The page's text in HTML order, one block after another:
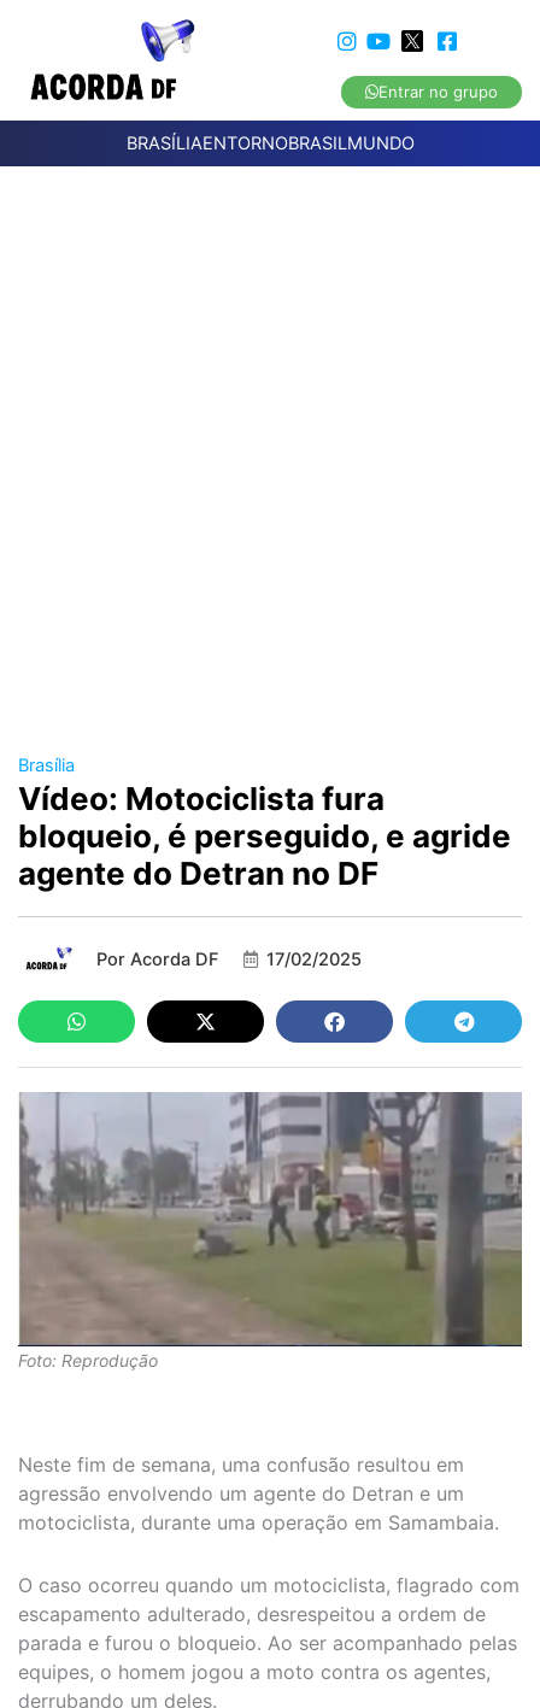
Entrar no grupo
BRASÍLIAENTORNOBRASILMUNDO
Brasília
Vídeo: Motociclista fura
bloqueio, é perseguido, e agride
agente do Detran no DF
Por Acorda DF 17/02/2025
Foto: Reprodução
Neste fim de semana, uma confusão resultou em
agressão envolvendo um agente do Detran e um
motociclista, durante uma operação em Samambaia.
O caso ocorreu quando um motociclista, flagrado com
escapamento adulterado, desrespeitou a ordem de
parada e furou o bloqueio. Ao ser acompanhado pelas
equipes, o homem jogou a moto contra os agentes,
derrubando um deles.